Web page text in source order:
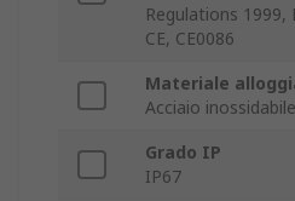
Regulations 1999,
CE, CE0086
Materiale
Acciaio inossidabile
Grado IP
IP67